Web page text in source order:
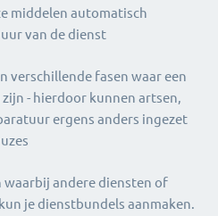
middelen automatisch
van de dienst
verschillende fasen waar een
- hierdoor kunnen artsen,
ergens anders ingezet
andere diensten of
je dienstbundels aanmaken.